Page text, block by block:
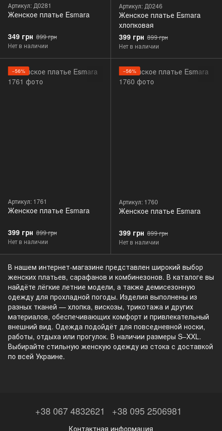
Артикул: Д0281
Женское платье Esmara
349 грн 899 грн
Нет в наличии
Артикул: Д0246
Женское платье Esmara
хлопковая
399 грн 899 грн
Нет в наличии
−56%
Артикул: 1761
Женское платье Esmara
399 грн 899 грн
Нет в наличии
−56%
Артикул: 1760
Женское платье Esmara
399 грн 899 грн
Нет в наличии
В нашем интернет-магазине представлен широкий выбор
женских платьев, сарафанов и комбинезонов. В каталоге вы
найдёте лёгкие летние модели, а также демисезонную
одежду для прохладной погоды. Изделия выполнены из
разных тканей — хлопка, вискозы, трикотажа и других
материалов, обеспечивающих комфорт и привлекательный
внешний вид. Одежда подойдёт для повседневной носки,
работы, отдыха или прогулок. В наличии размеры S–XXL.
Выбирайте стильную женскую одежду из стока с доставкой
по всей Украине.
+38 067 4832621 +38 095 2506981
Контактная информация